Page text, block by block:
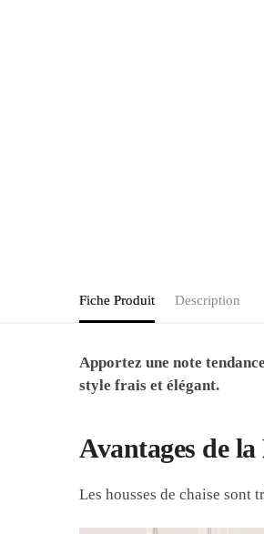
Fiche Produit Description
Apportez une note
style frais et élégant.
Avantages de
Les housses de chaise sont